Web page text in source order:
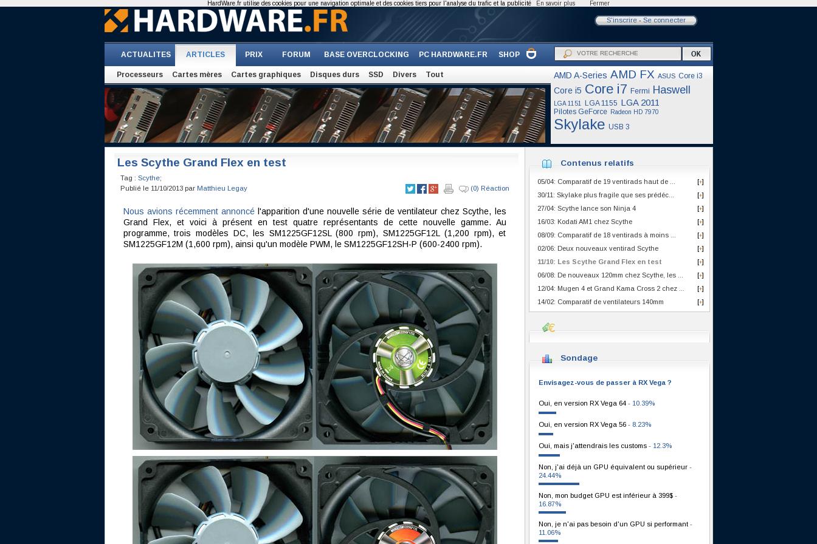
S'inscrire- Se connecter
ACTUALITES ARTICLES PRIX FORUM BASE OVERCLOCKING PC HARDWARE.FR SHOP
Processeurs Cartes mères Cartes graphiques Disques durs SSD Divers Tout AMD A-Series AMD FX ASUS Core i3
Core i5 Core i7 Fermi Haswell
LGA 1151 LGA 1155 LGA 2011
Pilotes GeForce Radeon HD 7970
Skylake USB 3
Les Scythe Grand Flex en test
Tag : Scythe;
Publié le 11/10/2013 par Matthieu Legay (0) Réaction
Nous avions récemment annoncél'apparition d'une nouvelle série de ventilateur chez Scythe, les
Grand Flex, et voici à présent en test quatre représentants de cette nouvelle gamme. Au
programme, trois modèles DC, les SM1225GF12SL (800 rpm), SM1225GF12L (1,200 rpm), et
SM1225GF12M (1,600 rpm), ainsi qu'un modèle PWM, le SM1225GF12SH-P (600-2400 rpm).
Contenus relatifs
[+]
05/04: Comparatif de 19 ventirads haut de ...
[+]
30/11: Skylake plus fragile que ses prédéc...
[+]
27/04: Scythe lance son Ninja 4
[+]
16/03: Kodati AM1 chez Scythe
[+]
08/09: Comparatif de 18 ventirads à moins ...
[+]
02/06: Deux nouveaux ventirad Scythe
[+]
11/10: Les Scythe Grand Flex en test
[+]
06/08: De nouveaux 120mm chez Scythe, les ...
[+]
12/04: Mugen 4 et Grand Kama Cross 2 chez ...
[+]
14/02: Comparatif de ventilateurs 140mm
Sondage
Envisagez-vous de passer à RX Vega ?
Oui, en version RX Vega 64 - 10.39%
Oui, en version RX Vega 56 - 8.23%
Oui, mais j'attendrais les customs - 12.3%
Non, j'ai déjà un GPU équivalent ou supérieur -
24.44%
Non, mon budget GPU est inférieur à 399$ -
16.87%
Non, je n'ai pas besoin d'un GPU si performant -
11.06%
HardWare.fr utilise des cookies pour une navigation optimale et des cookies tiers pour l'analyse du trafic et la publicité En savoir plus Fermer